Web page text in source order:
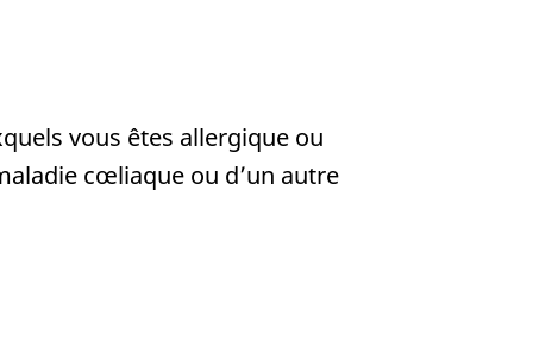
vous êtes allergique ou
cœliaque ou d’un autre